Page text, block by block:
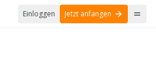
Einloggen Jetzt anfangen